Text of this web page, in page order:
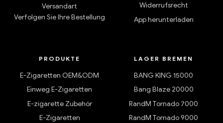
Versandart
Verfolgen Sie Ihre Bestellung
Widerrufsrecht
App herunterladen
PRODUKTE
E-Zigaretten OEM&ODM
Einweg E-Zigaretten
E-zigarette Zubehör
E-Zigaretten
LAGER BREMEN
BANG KING 15000
Bang Blaze 20000
RandM Tornado 7000
RandM Tornado 9000